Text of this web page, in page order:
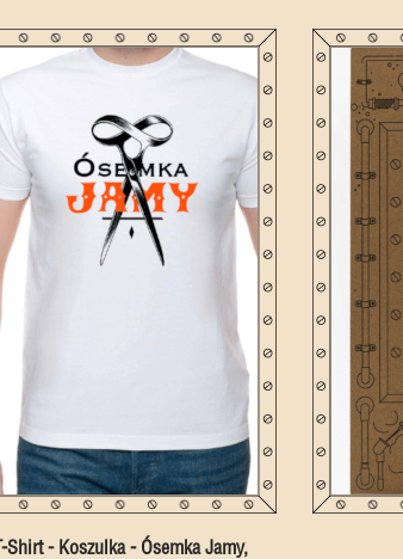
T-Shirt - Koszulka - Ósemka Jamy,